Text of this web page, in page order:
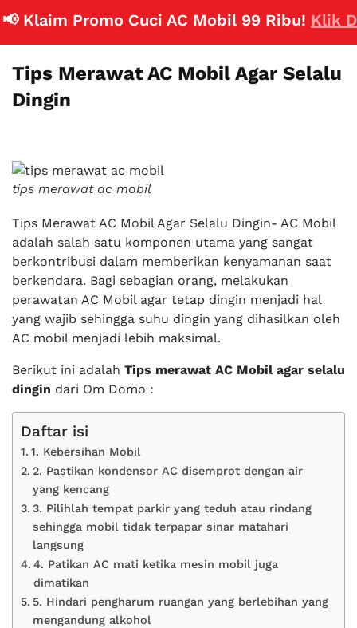
Klaim Promo Cuci AC Mobil 99 Ribu!Klik
Tips Merawat AC Mobil Agar Selalu
Dingin
tips merawat ac mobil
Tips Merawat AC Mobil Agar Selalu Dingin- AC Mobil
adalah salah satu komponen utama yang sangat
berkontribusi dalam memberikan kenyamanan saat
berkendara. Bagi sebagian orang, melakukan
perawatan AC Mobil agar tetap dingin menjadi hal
yang wajib sehingga suhu dingin yang dihasilkan oleh
AC mobil menjadi lebih maksimal.
Berikut ini adalah Tips merawat AC Mobil agar selalu
dingin dari Om Domo :
Daftar isi
1. Kebersihan Mobil
2. Pastikan kondensor AC disemprot dengan air
yang kencang
3. Pilihlah tempat parkir yang teduh atau rindang
sehingga mobil tidak terpapar sinar matahari
langsung
4. Patikan AC mati ketika mesin mobil juga
dimatikan
5. Hindari pengharum ruangan yang berlebihan yang
mengandung alkohol